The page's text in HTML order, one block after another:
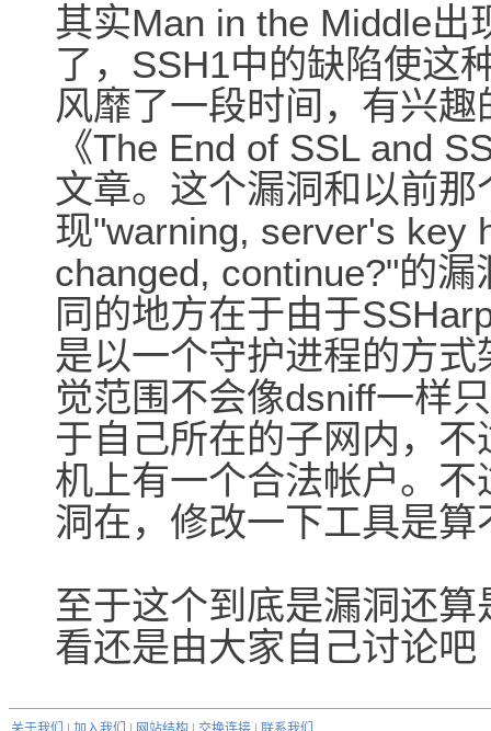
其实Man in the Middle出
了，SSH1中的缺陷使这
风靡了一段时间，有兴
《The End of SSL and
文章。这个漏洞和以前
现"warning, server's key
changed, continue?"的
同的地方在于由于
是以一个守护进程的方
觉范围不会像dsniff一样
于自己所在的子网内，
机上有一个合法帐户。不
洞在，修改一下工具是
至于这个到底是漏洞还
看还是由大家自己讨论吧